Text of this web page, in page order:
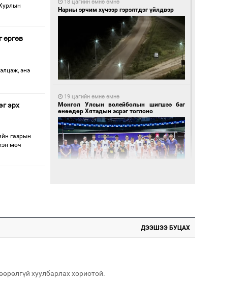
өргөв
энэ
эрх
газрын
мөч
18 цагийн өмнө өмнө
Нарны эрчим хүчээр гэрэлтдэг үйлдвэр
19 цагийн өмнө өмнө
Монгол Улсын волейболын шигшээ баг
өнөөдөр Хятадын эсрэг тоглоно
олгоно
ДЭЭШЭЭ БУЦАХ
хуулбарлах хориотой.